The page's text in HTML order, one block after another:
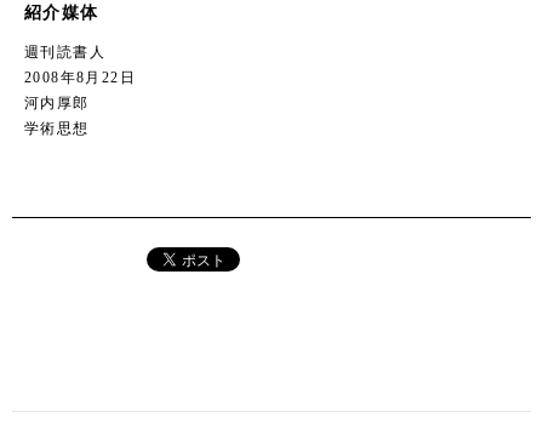
紹介媒体
週刊読書人
2008年8月22日
河内厚郎
学術思想